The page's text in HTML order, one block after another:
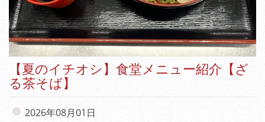
【夏のイチオシ】食堂メニュー紹介【ざ
る茶そば】
2026年08月01日